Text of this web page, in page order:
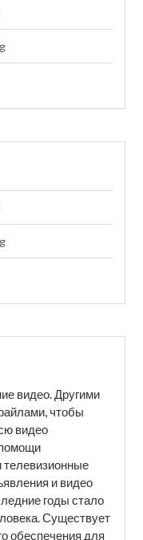
видео. Другими
чтобы
видео
и видео
годы стало
Существует
обеспечения для